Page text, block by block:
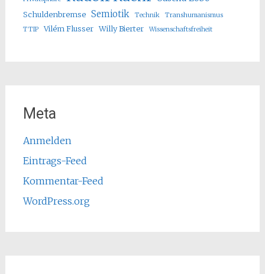
Schuldenbremse Semiotik Technik
Transhumanismus
TTIP
Vilém Flusser Willy Bierter Wissenschaftsfreiheit
Meta
Anmelden
Eintrags-Feed
Kommentar-Feed
WordPress.org